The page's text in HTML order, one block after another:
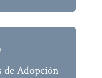
de Adopción